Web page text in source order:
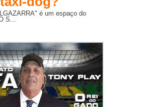
é um espaço do
S...